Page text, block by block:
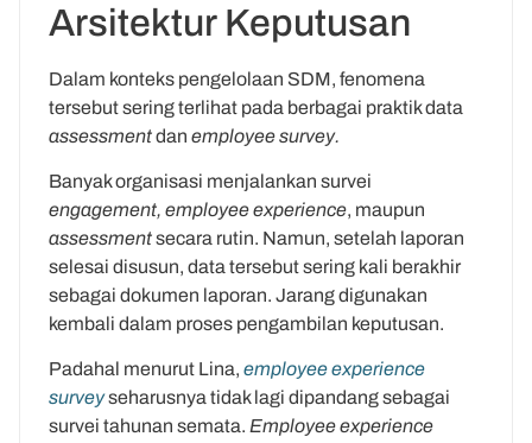
Arsitektur Keputusan
Dalam konteks pengelolaan SDM, fenomena
tersebut sering terlihat pada berbagai praktik data
assessmentdan employee survey.
Banyak organisasi menjalankan survei
engagement, employee experience, maupun
assessmentsecara rutin. Namun, setelah laporan
selesai disusun, data tersebut sering kali berakhir
sebagai dokumen laporan. Jarang digunakan
kembali dalam proses pengambilan keputusan.
Padahal menurut Lina, employee experience
surveyseharusnya tidak lagi dipandang sebagai
survei tahunan semata. Employee experience